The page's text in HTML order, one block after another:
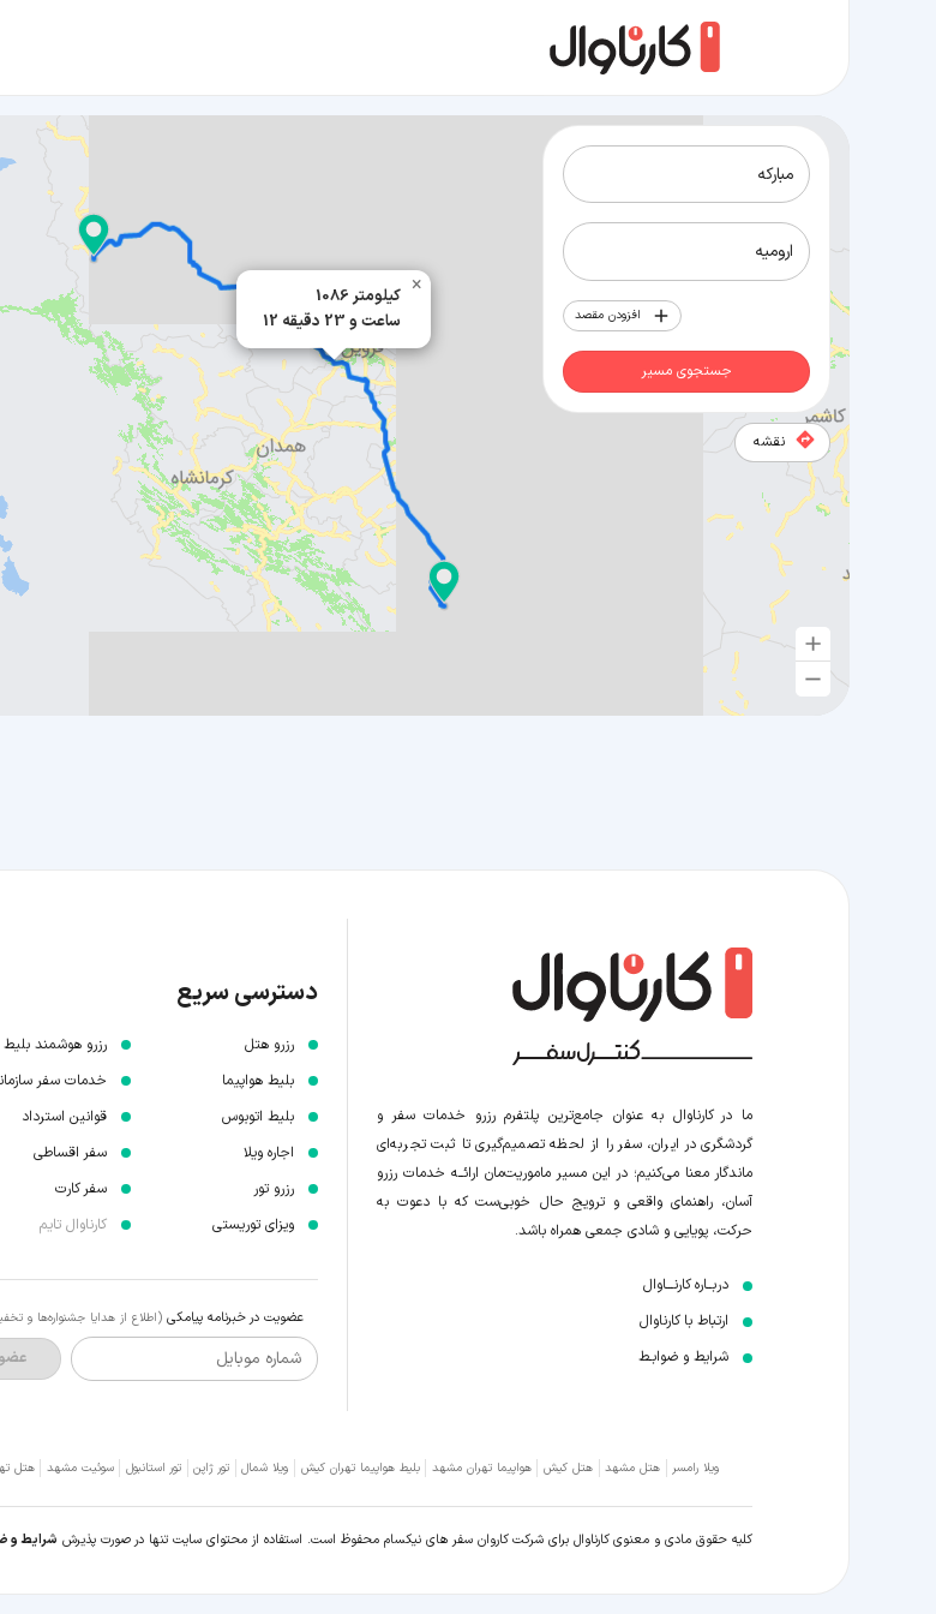
1086 کیلومتر
12 ساعت و 23 دقیقه
×
افزودن مقصد
جستجوی مسیر
نقشه
ما در کارناوال به عنوان جامع‌ترین پلتفرم رزرو خدمات سفر و
گردشگری در ایران، سفر را از لحظه‌ تصمیم‌گیری تا ثبت تجربه‌ای
ماندگار معنا می‌کنیم؛ در این مسیر‍ ماموریت‌مان اراﺋــﻪ خدمات رزرو
آسان، راهنمای واقعی و ترویج حال خوبی‌ست که با دعوت به
حرکت، پویایی و شادی جمعی همراه باشد.
دربــاره کارنـــاوال
ارتباط با کارناوال
شرایط و ضوابـط
دسترسی سریع
رزرو هتل
بلیط هواپیما
بلیط اتوبوس
اجاره ویلا
رزرو تور
ویزای توریستی
رزرو هوشمند بلیط
خدمات سفر
قوانین استرداد
سفر اقساطی
سفر کارت
کارناوال تایم
عضویت در خبرنامه پیامکی (اطلاع از هدایا جشنواره‌ها و
شماره موبایل
ویلا رامسر هتل مشهد هتل کیش هواپیما تهران مشهد بلیط هواپیما تهران کیش ویلا شمال تور ژاپن تور استانبول سوئیت مشهد هتل
کلیه حقوق مادی و معنوی کارناوال برای شرکت کاروان سفر های نیکسام محفوظ است. استفاده از محتوای سایت تنها در صورت پذیرش شرایط و